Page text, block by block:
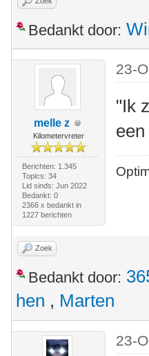
Bedankt door:
melle z
Kilometervreter
Berichten: 1.345
Topics: 34
Lid sinds: Jun 2022
Bedankt: 0
2366 x bedankt in
1227 berichten
23-
"Ik
Zoek
Bedankt door:
hen , Marten
23-